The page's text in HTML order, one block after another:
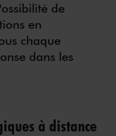
de
en
chaque
dans les
à distance